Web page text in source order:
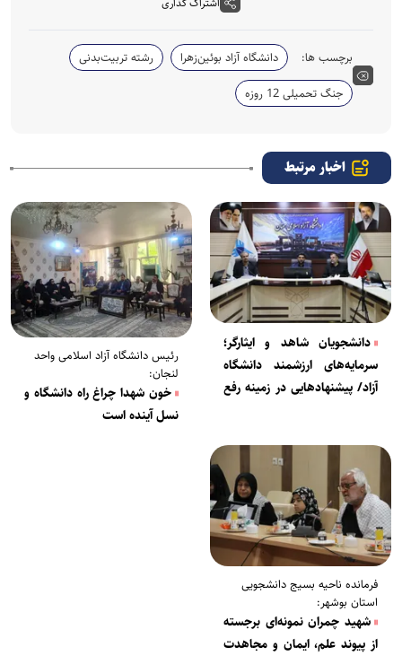
برچسب ها: دانشگاه آزاد بوئین‌زهرا
رشته تربیت‌بدنی
جنگ تحمیلی 12 روزه
اخبار مرتبط
دانشجویان شاهد و ایثارگر؛
سرمایه‌های ارزشمند دانشگاه
آزاد/ پیشنهاد‌هایی در زمینه رفع
رئیس دانشگاه آزاد اسلامی واحد
لنجان:
خون شهدا چراغ راه دانشگاه و
نسل آینده است
فرمانده ناحیه بسیج دانشجویی
استان بوشهر:
شهید چمران نمونه‌ای برجسته
از پیوند علم، ایمان و مجاهدت